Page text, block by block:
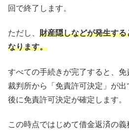
回で終了します。
ただし、 財産隠しなどが発生す
なります。
すべての手続きが完了すると、
裁判所から「免責許可決定」が出
後に免責許可決定が確定します。
この時点ではじめて借金返済の義